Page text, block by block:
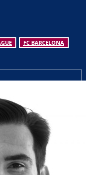
FC BARCELONA